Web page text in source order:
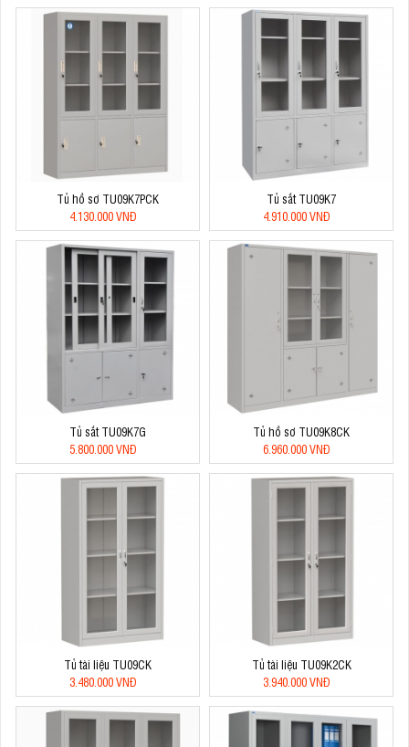
Tủ hồ sơ TU09K7PCK
4.130.000 VNĐ
Tủ sắt TU09K7
4.910.000 VNĐ
Tủ sắt TU09K7G
5.800.000 VNĐ
Tủ hồ sơ TU09K8CK
6.960.000 VNĐ
Tủ tài liệu TU09CK
3.480.000 VNĐ
Tủ tài liệu TU09K2CK
3.940.000 VNĐ